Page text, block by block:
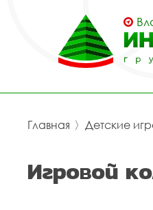
Главная 〉 Детские
Игровой